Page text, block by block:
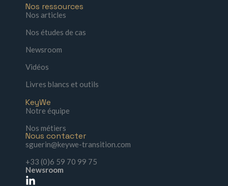
Nos ressources
Nos articles
Nos études de cas
Newsroom
Vidéos
Livres blancs et outils
KeyWe
Notre équipe
Nos métiers
Nous contacter
sguerin@keywe-transition.com
+33 (0)6 59 70 99 75
Newsroom